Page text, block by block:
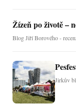
Žízeň po životě –
Blog Jiří Borového -
Jirkův